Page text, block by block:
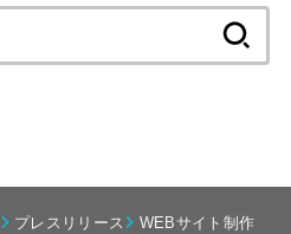
索:
プレスリリース WEBサイト制作